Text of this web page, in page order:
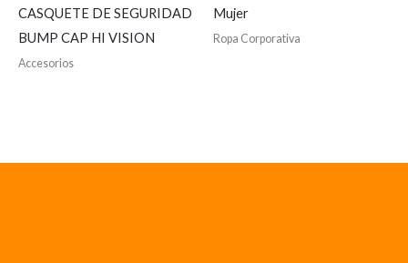
CASQUETE DE SEGURIDAD
BUMP CAP HI VISION
Accesorios
Mujer
Ropa Corporativa